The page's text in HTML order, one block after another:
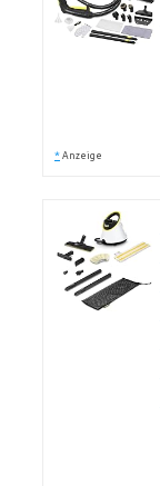
* Anzeige